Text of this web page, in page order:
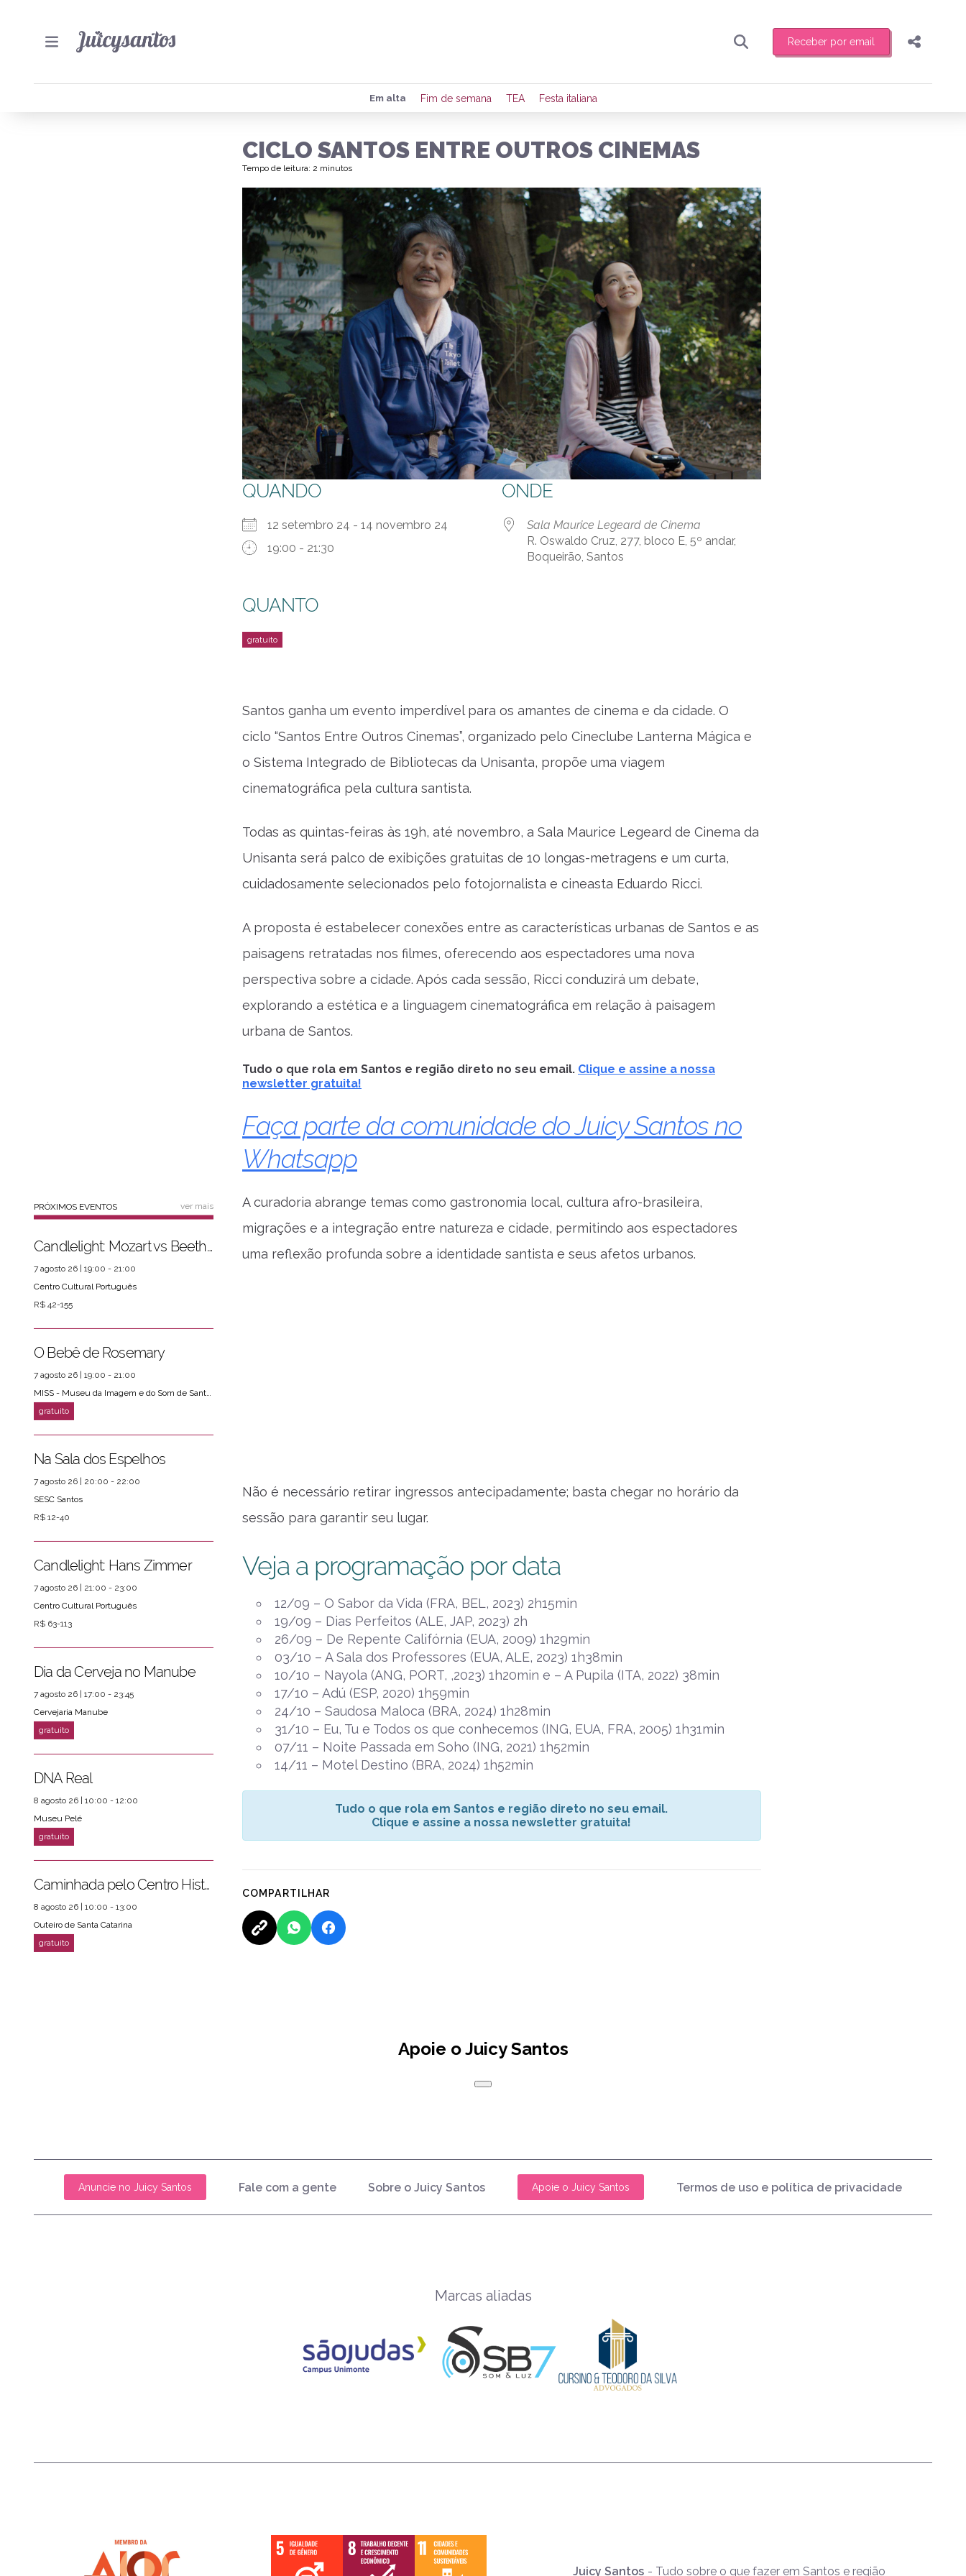
Receber por email
Preencha seus dados para receber toda sexta-feira de manhã o resumo
de eventos e notícias da região.
Quero receber novidades
Compartilhar
Em alta Fim de semana TEA Festa italiana
CICLO SANTOS ENTRE OUTROS CINEMAS
Tempo de leitura: 2 minutos
QUANDO
12 setembro 24 - 14 novembro 24
19:00 - 21:30
ONDE
Sala Maurice Legeard de Cinema
R. Oswaldo Cruz, 277, bloco E, 5º andar,
Boqueirão, Santos
QUANTO
Santos ganha um evento imperdível para os amantes de cinema e da cidade. O
ciclo “Santos Entre Outros Cinemas”, organizado pelo Cineclube Lanterna Mágica e
o Sistema Integrado de Bibliotecas da Unisanta, propõe uma viagem
cinematográfica pela cultura santista.
Todas as quintas-feiras às 19h, até novembro, a Sala Maurice Legeard de Cinema da
Unisanta será palco de exibições gratuitas de 10 longas-metragens e um curta,
cuidadosamente selecionados pelo fotojornalista e cineasta Eduardo Ricci.
A proposta é estabelecer conexões entre as características urbanas de Santos e as
paisagens retratadas nos filmes, oferecendo aos espectadores uma nova
perspectiva sobre a cidade. Após cada sessão, Ricci conduzirá um debate,
explorando a estética e a linguagem cinematográfica em relação à paisagem
urbana de Santos.
Tudo o que rola em Santos e região direto no seu email. Clique e assine a nossa
newsletter gratuita!
Faça parte da comunidade do Juicy Santos no
Whatsapp
A curadoria abrange temas como gastronomia local, cultura afro-brasileira,
migrações e a integração entre natureza e cidade, permitindo aos espectadores
uma reflexão profunda sobre a identidade santista e seus afetos urbanos.
Não é necessário retirar ingressos antecipadamente; basta chegar no horário da
sessão para garantir seu lugar.
Veja a programação por data
12/09 – O Sabor da Vida (FRA, BEL, 2023) 2h15min
19/09 – Dias Perfeitos (ALE, JAP, 2023) 2h
26/09 – De Repente Califórnia (EUA, 2009) 1h29min
03/10 – A Sala dos Professores (EUA, ALE, 2023) 1h38min
10/10 – Nayola (ANG, PORT, ,2023) 1h20min e – A Pupila (ITA, 2022) 38min
17/10 – Adú (ESP, 2020) 1h59min
24/10 – Saudosa Maloca (BRA, 2024) 1h28min
31/10 – Eu, Tu e Todos os que conhecemos (ING, EUA, FRA, 2005) 1h31min
07/11 – Noite Passada em Soho (ING, 2021) 1h52min
14/11 – Motel Destino (BRA, 2024) 1h52min
Tudo o que rola em Santos e região direto no seu email.
Clique e assine a nossa newsletter gratuita!
COMPARTILHAR
PRÓXIMOS EVENTOS ver mais
Candlelight: Mozart vs Beethoven
7 agosto 26 | 19:00 - 21:00
Centro Cultural Português
R$ 42-155
O Bebê de Rosemary
7 agosto 26 | 19:00 - 21:00
MISS - Museu da Imagem e do Som de Santos
Na Sala dos Espelhos
7 agosto 26 | 20:00 - 22:00
SESC Santos
R$ 12-40
Candlelight: Hans Zimmer
7 agosto 26 | 21:00 - 23:00
Centro Cultural Português
R$ 63-113
Dia da Cerveja no Manube
7 agosto 26 | 17:00 - 23:45
Cervejaria Manube
DNA Real
8 agosto 26 | 10:00 - 12:00
Museu Pelé
Caminhada pelo Centro Histórico
8 agosto 26 | 10:00 - 13:00
Outeiro de Santa Catarina
Apoie o Juicy Santos
Anuncie no Juicy Santos Fale com a gente Sobre o Juicy Santos Apoie o Juicy Santos Termos de uso e política de privacidade
Marcas aliadas
Juicy Santos - Tudo sobre o que fazer em Santos e região